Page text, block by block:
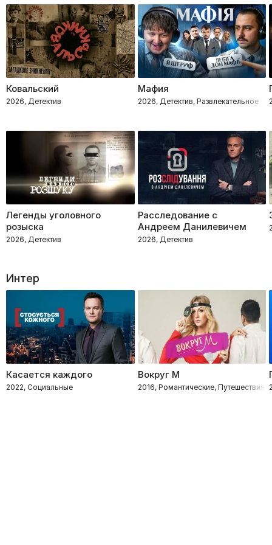
Ковальский
2026, Детектив
Мафия
2026, Детектив, Развлекательное
Легенды уголовного
розыска
2026, Детектив
Расследование с
Андреем Данилевичем
2026, Детектив
Интер
Касается каждого
2022, Социальные
Вокруг М
2016, Романтические, Путешествия